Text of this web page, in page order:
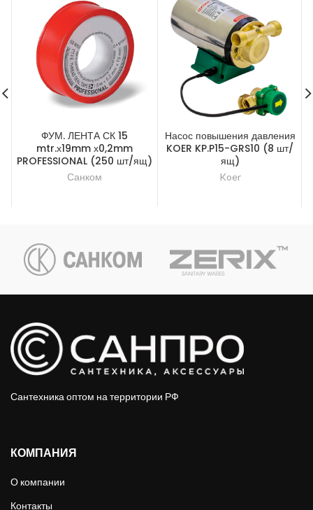
ФУМ. ЛЕНТА СК 15
mtr.х19mm х0,2mm
PROFESSIONAL (250 шт/ящ)
Санком
Насос повышения давления
KOER KP.P15-GRS10 (8 шт/
ящ)
Koer
Сантехника оптом на территории РФ
КОМПАНИЯ
О компании
Контакты